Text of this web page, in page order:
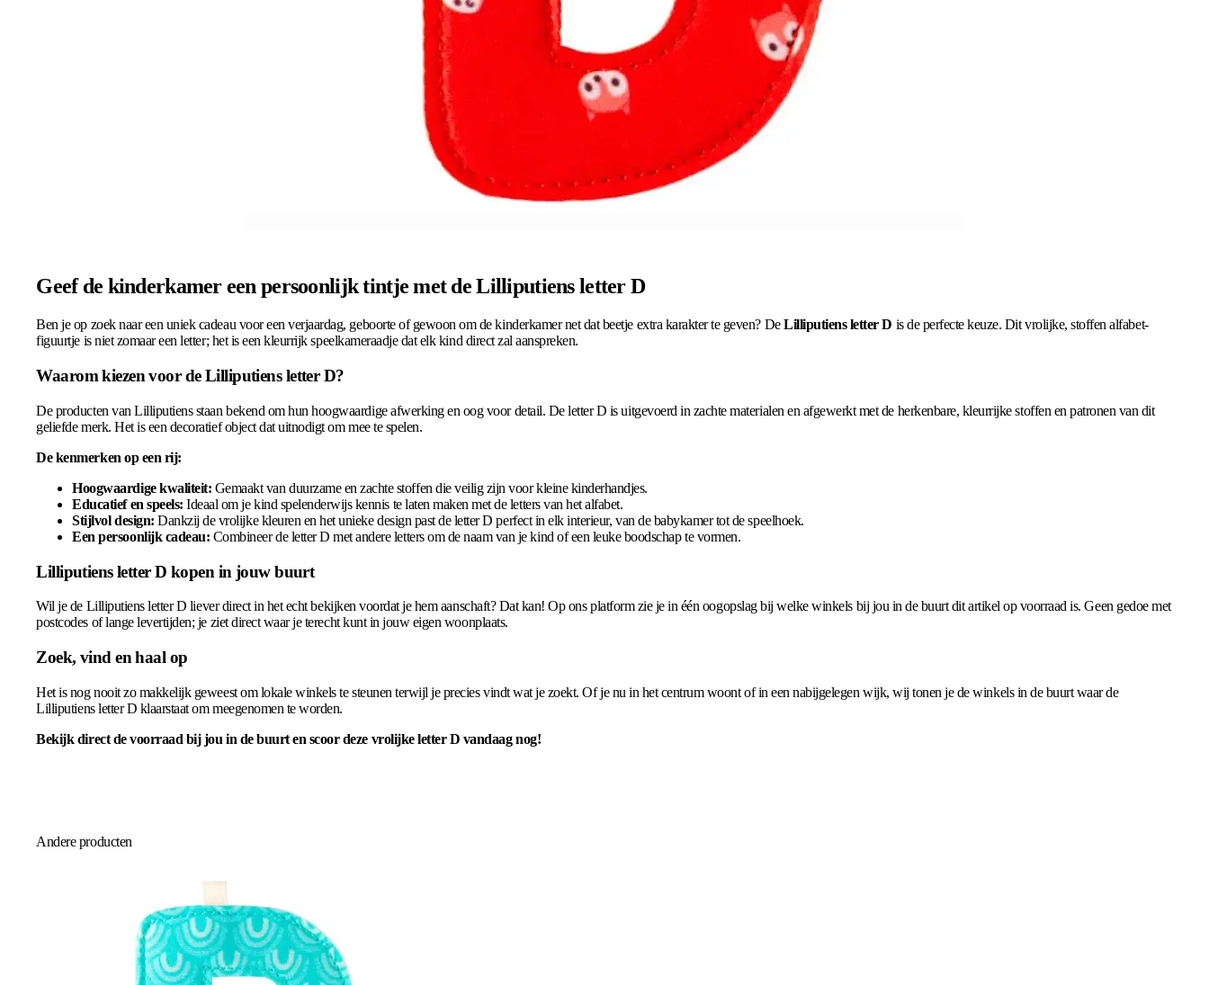
Geef de kinderkamer een persoonlijk tintje met de Lilliputiens letter D
Ben je op zoek naar een uniek cadeau voor een verjaardag, geboorte of gewoon om de kinderkamer net dat beetje extra karakter te geven? DeLilliputiens letter D is de perfecte keuze. Dit vrolijke, stoffen alfabet-
figuurtje is niet zomaar een letter; het is een kleurrijk speelkameraadje dat elk kind direct zal aanspreken.
Waarom kiezen voor de Lilliputiens letter D?
De producten van Lilliputiens staan bekend om hun hoogwaardige afwerking en oog voor detail. De letter D is uitgevoerd in zachte materialen en afgewerkt met de herkenbare, kleurrijke stoffen en patronen van dit
geliefde merk. Het is een decoratief object dat uitnodigt om mee te spelen.
De kenmerken op een rij:
Hoogwaardige kwaliteit: Gemaakt van duurzame en zachte stoffen die veilig zijn voor kleine kinderhandjes.
Educatief en speels: Ideaal om je kind spelenderwijs kennis te laten maken met de letters van het alfabet.
Stijlvol design: Dankzij de vrolijke kleuren en het unieke design past de letter D perfect in elk interieur, van de babykamer tot de speelhoek.
Een persoonlijk cadeau: Combineer de letter D met andere letters om de naam van je kind of een leuke boodschap te vormen.
Lilliputiens letter D kopen in jouw buurt
Wil je de Lilliputiens letter D liever direct in het echt bekijken voordat je hem aanschaft? Dat kan! Op ons platform zie je in één oogopslag bij welke winkels bij jou in de buurt dit artikel op voorraad is. Geen gedoe met
postcodes of lange levertijden; je ziet direct waar je terecht kunt in jouw eigen woonplaats.
Zoek, vind en haal op
Het is nog nooit zo makkelijk geweest om lokale winkels te steunen terwijl je precies vindt wat je zoekt. Of je nu in het centrum woont of in een nabijgelegen wijk, wij tonen je de winkels in de buurt waar de
Lilliputiens letter D klaarstaat om meegenomen te worden.
Bekijk direct de voorraad bij jou in de buurt en scoor deze vrolijke letter D vandaag nog!
Andere producten